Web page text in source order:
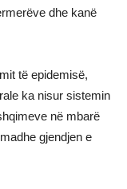
dhe kanë
të epidemisë,
ka nisur sistemin
në mbarë
gjendjen e